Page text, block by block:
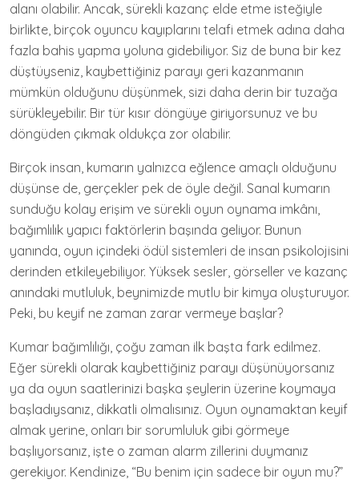
alanı olabilir. Ancak, sürekli kazanç elde etme isteğiyle
birlikte, birçok oyuncu kayıplarını telafi etmek adına daha
fazla bahis yapma yoluna gidebiliyor. Siz de buna bir kez
düştüyseniz, kaybettiğiniz parayı geri kazanmanın
mümkün olduğunu düşünmek, sizi daha derin bir tuzağa
sürükleyebilir. Bir tür kısır döngüye giriyorsunuz ve bu
döngüden çıkmak oldukça zor olabilir.
Birçok insan, kumarın yalnızca eğlence amaçlı olduğunu
düşünse de, gerçekler pek de öyle değil. Sanal kumarın
sunduğu kolay erişim ve sürekli oyun oynama imkânı,
bağımlılık yapıcı faktörlerin başında geliyor. Bunun
yanında, oyun içindeki ödül sistemleri de insan psikolojisini
derinden etkileyebiliyor. Yüksek sesler, görseller ve kazanç
anındaki mutluluk, beynimizde mutlu bir kimya oluşturuyor.
Peki, bu keyif ne zaman zarar vermeye başlar?
Kumar bağımlılığı, çoğu zaman ilk başta fark edilmez.
Eğer sürekli olarak kaybettiğiniz parayı düşünüyorsanız
ya da oyun saatlerinizi başka şeylerin üzerine koymaya
başladıysanız, dikkatli olmalısınız. Oyun oynamaktan keyif
almak yerine, onları bir sorumluluk gibi görmeye
başlıyorsanız, işte o zaman alarm zillerini duymanız
gerekiyor. Kendinize, “Bu benim için sadece bir oyun mu?”